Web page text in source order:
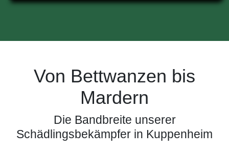
Von Bettwanzen bis
Mardern
Die Bandbreite unserer
Schädlingsbekämpfer in Kuppenheim